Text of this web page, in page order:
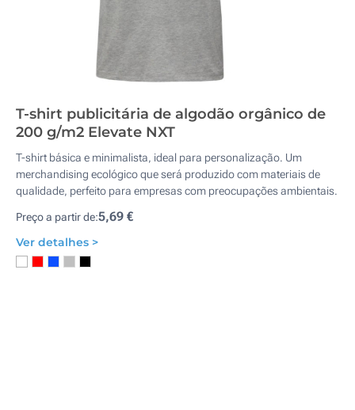
T-shirt publicitária de algodão orgânico de
200 g/m2 Elevate NXT
T-shirt básica e minimalista, ideal para personalização. Um
merchandising ecológico que será produzido com materiais de
qualidade, perfeito para empresas com preocupações ambientais.
Preço a partir de:5,69 €
Ver detalhes >